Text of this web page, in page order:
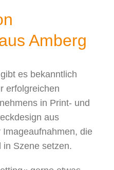
Amberg
es bekanntlich
erfolgreichen
in Print- und
aus
die
in Szene setzen.